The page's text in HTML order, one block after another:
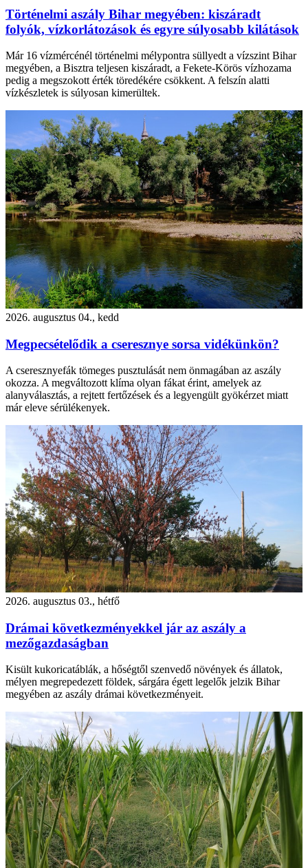
Történelmi aszály Bihar megyében: kiszáradt
folyók, vízkorlátozások és egyre súlyosabb kilátások
Már 16 vízmércénél történelmi mélypontra süllyedt a vízszint Bihar
megyében, a Bisztra teljesen kiszáradt, a Fekete-Körös vízhozama
pedig a megszokott érték töredékére csökkent. A felszín alatti
vízkészletek is súlyosan kimerültek.
2026. augusztus 04., kedd
Megpecsételődik a cseresznye sorsa vidékünkön?
A cseresznyefák tömeges pusztulását nem önmagában az aszály
okozza. A megváltozott klíma olyan fákat érint, amelyek az
alanyválasztás, a rejtett fertőzések és a legyengült gyökérzet miatt
már eleve sérülékenyek.
2026. augusztus 03., hétfő
Drámai következményekkel jár az aszály a
mezőgazdaságban
Kisült kukoricatáblák, a hőségtől szenvedő növények és állatok,
mélyen megrepedezett földek, sárgára égett legelők jelzik Bihar
megyében az aszály drámai következményeit.